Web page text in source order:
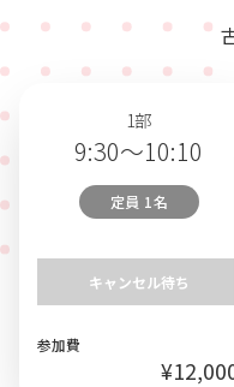
1部
9:30～10:10
定員 1名
キャンセル待ち
参加費